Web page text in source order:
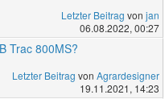
Letzter Beitrag von jan
06.08.2022, 00:27
Trac 800MS?
Letzter Beitrag von Agrardesigner
19.11.2021, 14:23